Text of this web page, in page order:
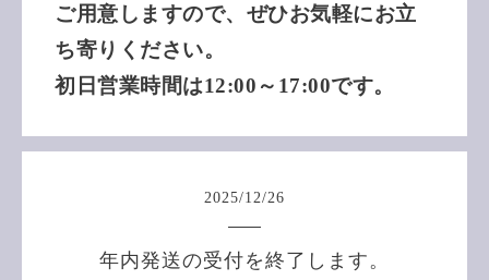
ご用意しますので、ぜひお気軽にお立
ち寄りください。
初日営業時間は12:00～17:00です。
2025/12/26
年内発送の受付を終了します。